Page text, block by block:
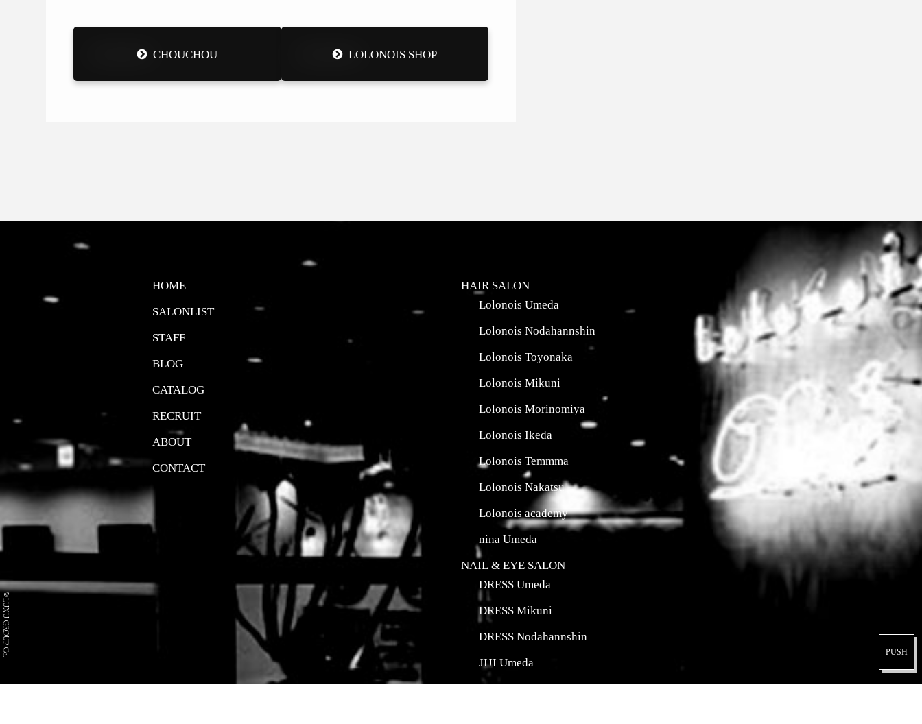
CHOUCHOU LOLONOIS SHOP
HOME
SALONLIST
STAFF
BLOG
CATALOG
RECRUIT
ABOUT
CONTACT
HAIR SALON
Lolonois Umeda
Lolonois Nodahannshin
Lolonois Toyonaka
Lolonois Mikuni
Lolonois Morinomiya
Lolonois Ikeda
Lolonois Temmma
Lolonois Nakatsu
Lolonois academy
nina Umeda
NAIL & EYE SALON
DRESS Umeda
DRESS Mikuni
DRESS Nodahannshin
JIJI Umeda
©LUXU GROUP Co.